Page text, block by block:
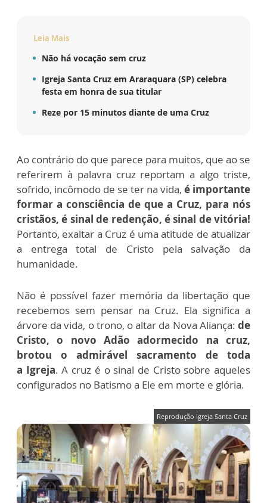
Leia Mais
Não há vocação sem cruz
Igreja Santa Cruz em Araraquara (SP) celebra
festa em honra de sua titular
Reze por 15 minutos diante de uma Cruz
Ao contrário do que parece para muitos, que ao se
referirem à palavra cruz reportam a algo triste,
sofrido, incômodo de se ter na vida, é importante
formar a consciência de que a Cruz, para nós
cristãos, é sinal de redenção, é sinal devitória!
Portanto, exaltar a Cruz é uma atitude de atualizar
a entrega total de Cristo pela salvação da
humanidade.
Não é possível fazer memória da libertação que
recebemos sem pensar na Cruz. Ela significa a
árvore da vida, o trono, o altar da Nova Aliança: de
Cristo,o novo Adão adormecido na cruz,
brotou o admirável sacramento de toda
a Igreja. A cruz é o sinal de Cristo sobre aqueles
configurados no Batismo a Ele em morte e glória.
Reprodução Igreja Santa Cruz